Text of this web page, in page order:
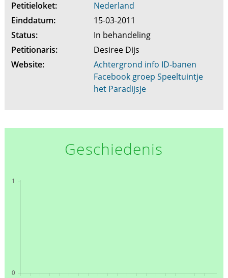
Petitieloket:
Nederland
Einddatum:
15-03-2011
Status:
In behandeling
Petitionaris:
Desiree Dijs
Website:
Achtergrond info ID-banen
Facebook groep Speeltuintje
het Paradijsje
Geschiedenis